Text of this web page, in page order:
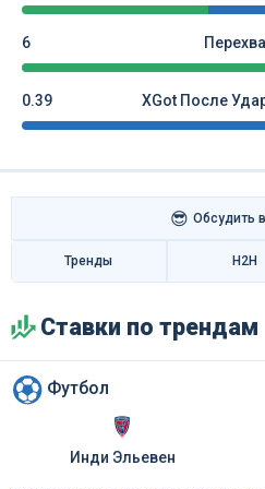
6
0.39 XGot После
😎 Обсудить
Тренды H2H
Ставки по трендам
Футбол
Инди Эльевен